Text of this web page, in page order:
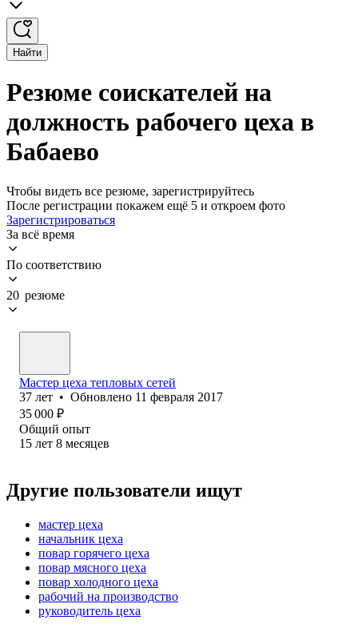
Найти
Резюме соискателей на
должность рабочего цеха в
Бабаево
Чтобы видеть все резюме, зарегистрируйтесь
После регистрации покажем ещё 5 и откроем фото
Зарегистрироваться
За всё время
По соответствию
20 резюме
Мастер цеха тепловых сетей
37 лет • Обновлено 11 февраля 2017
35 000 ₽
Общий опыт
15 лет 8 месяцев
Другие пользователи ищут
мастер цеха
начальник цеха
повар горячего цеха
повар мясного цеха
повар холодного цеха
рабочий на производство
руководитель цеха